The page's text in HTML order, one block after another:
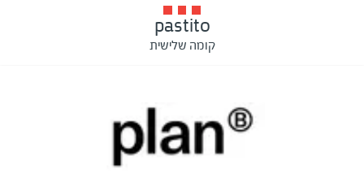
pastito
קומה שלישית